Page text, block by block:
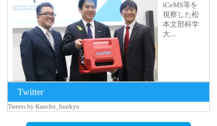
iCeMS等を
視察した松
本文部科学
大...
2026年8月5日
Twitter
Tweets by Kancho_bunkyo